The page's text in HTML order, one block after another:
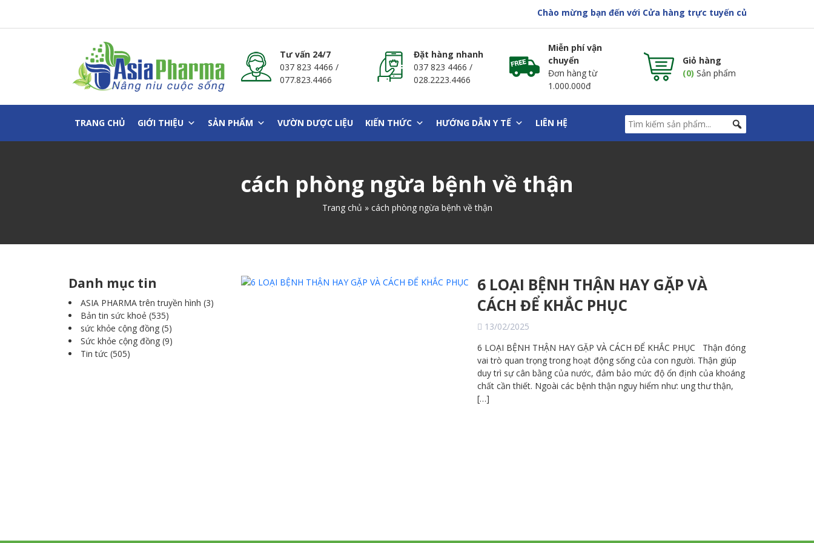
content
Chào mừng bạn đến với Cửa hàng trực tuyến của Asia Pharma
Tư vấn 24/7
037 823 4466 /
077.823.4466
Đặt hàng nhanh
037 823 4466 /
028.2223.4466
Miễn phí vận
chuyển
Đơn hàng từ
1.000.000đ
Giỏ hàng
(0) Sản phẩm
TRANG CHỦ GIỚI THIỆU SẢN PHẨM VƯỜN DƯỢC LIỆU KIẾN THỨC HƯỚNG DẪN Y TẾ LIÊN HỆ
cách phòng ngừa bệnh về thận
Trang chủ » cách phòng ngừa bệnh về thận
Danh mục tin
ASIA PHARMA trên truyền hình (3)
Bản tin sức khoẻ (535)
sức khỏe cộng đồng(5)
Sức khỏe cộng đồng(9)
Tin tức(505)
6 LOẠI BỆNH THẬN HAY GẶP VÀ
CÁCH ĐỂ KHẮC PHỤC
13/02/2025
6 LOẠI BỆNH THẬN HAY GẶP VÀ CÁCH ĐỂ KHẮC PHỤC Thận đóng
vai trò quan trọng trong hoạt động sống của con người. Thận giúp
duy trì sự cân bằng của nước, đảm bảo mức độ ổn định của khoáng
chất cần thiết. Ngoài các bệnh thận nguy hiểm như: ung thư thận,
[…]